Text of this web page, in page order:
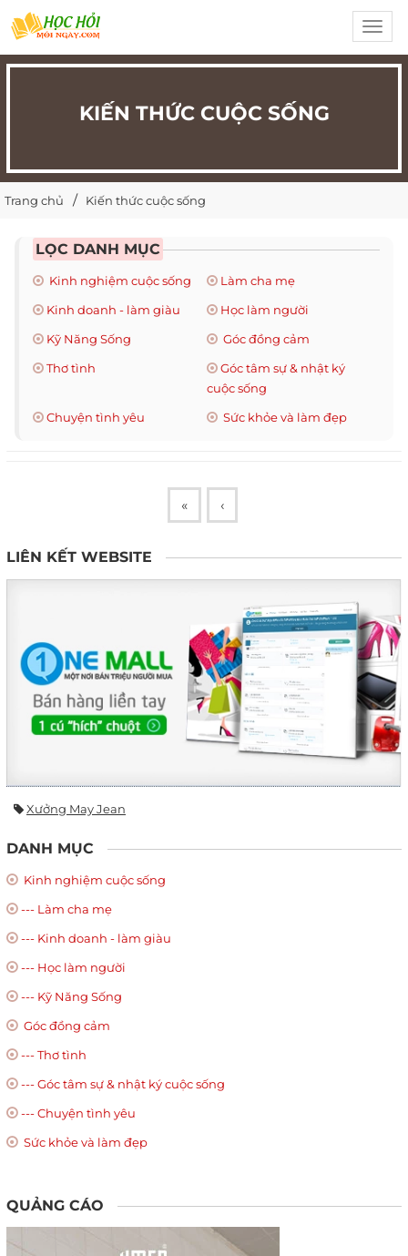
KIẾN THỨC CUỘC SỐNG
Trang chủ Kiến thức cuộc sống
LỌC DANH MỤC
Kinh nghiệm cuộc sống
Làm cha mẹ
Kinh doanh - làm giàu
Học làm người
Kỹ Năng Sống
Góc đồng cảm
Thơ tình
Góc tâm sự & nhật ký
cuộc sống
Chuyện tình yêu
Sức khỏe và làm đẹp
« ‹
LIÊN KẾT WEBSITE
Xưởng May Jean
DANH MỤC
Kinh nghiệm cuộc sống
--- Làm cha mẹ
--- Kinh doanh - làm giàu
--- Học làm người
--- Kỹ Năng Sống
Góc đồng cảm
--- Thơ tình
--- Góc tâm sự & nhật ký cuộc sống
--- Chuyện tình yêu
Sức khỏe và làm đẹp
QUẢNG CÁO